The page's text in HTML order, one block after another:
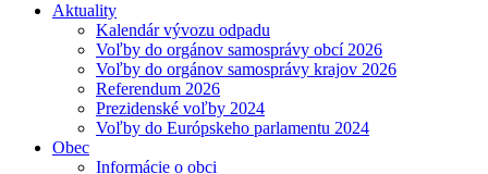
Aktuality
Kalendár vývozu odpadu
Voľby do orgánov samosprávy obcí 2026
Voľby do orgánov samosprávy krajov 2026
Referendum 2026
Prezidenské voľby 2024
Voľby do Európskeho parlamentu 2024
Obec
Informácie o obci